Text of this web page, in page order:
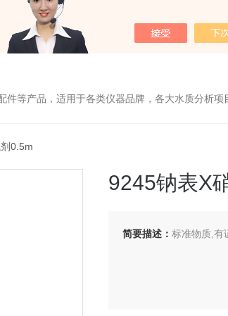
品，适用于各类仪器品牌，各大水质分析项目现场及实
0.5m
9245钠表X
简要描述： 标准物质,有